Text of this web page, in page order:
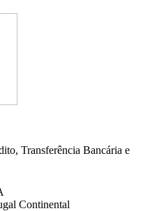
Transferência Bancária e
Continental